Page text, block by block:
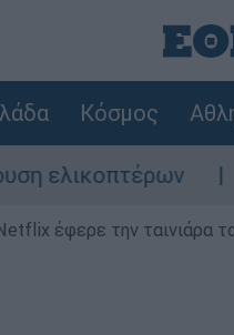
Κόσμος
έφερε την ταινιάρα